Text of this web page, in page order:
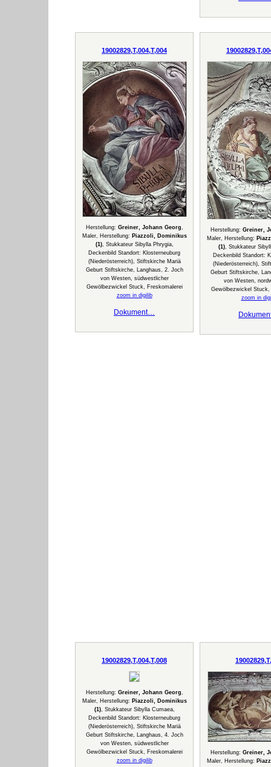
19002829,T,004,T,004
Herstellung: Greiner, Johann Georg,
Maler, Herstellung: Piazzoli, Dominikus
(1), Stukkateur Sibylla Phrygia,
Deckenbild Standort: Klosterneuburg
(Niederösterreich), Stiftskirche Mariä
Geburt Stiftskirche, Langhaus, 2. Joch
von Westen, südwestlicher
Gewölbezwickel Stuck, Freskomalerei
zoom in digilib
Dokument…
Herstellung: Greiner,
Maler, Herstellung:
(1), Stukkateur
Deckenbild Standort:
(Niederösterreich),
Geburt Stiftskirche,
von Westen,
Gewölbezwickel Stuck,
zoom in
19002829,T,004,T,008
Herstellung: Greiner, Johann Georg,
Maler, Herstellung: Piazzoli, Dominikus
(1), Stukkateur Sibylla Cumaea,
Deckenbild Standort: Klosterneuburg
(Niederösterreich), Stiftskirche Mariä
Geburt Stiftskirche, Langhaus, 4. Joch
von Westen, südwestlicher
Gewölbezwickel Stuck, Freskomalerei
zoom in digilib
Herstellung: Greiner,
Maler, Herstellung: